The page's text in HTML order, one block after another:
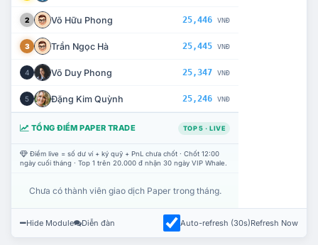
2 Võ Hữu Phong 25,446 VNĐ
3 Trần Ngọc Hà 25,445 VNĐ
4 Võ Duy Phong 25,347 VNĐ
5 Đặng Kim Quỳnh 25,246 VNĐ
TỔNG ĐIỂM PAPER TRADE TOP 5 · LIVE
Điểm live = số dư ví + ký quỹ + PnL chưa chốt · Chốt 12:00
ngày cuối tháng · Top 1 trên 20.000 đ nhận 30 ngày VIP Whale.
Chưa có thành viên giao dịch Paper trong tháng.
Hide Module Diễn đàn Auto-refresh (30s)Refresh Now